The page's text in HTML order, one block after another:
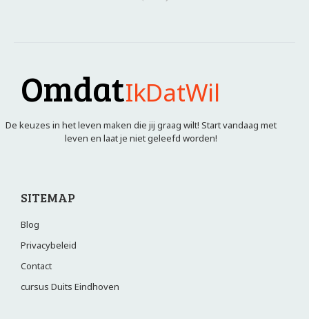
OmdatIkDatWil
De keuzes in het leven maken die jij graag wilt! Start vandaag met
leven en laat je niet geleefd worden!
SITEMAP
Blog
Privacybeleid
Contact
cursus Duits Eindhoven